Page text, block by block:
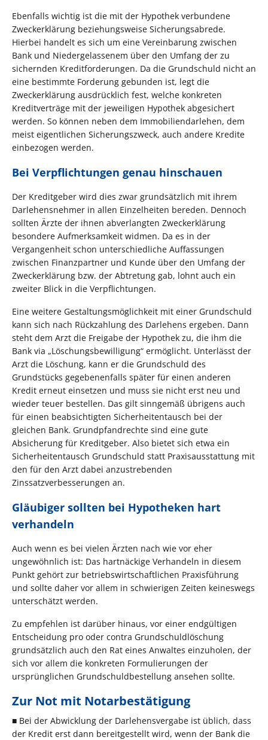
Ebenfalls wichtig ist die mit der Hypothek verbundene
Zweckerklärung beziehungsweise Sicherungsabrede.
Hierbei handelt es sich um eine Vereinbarung zwischen
Bank und Niedergelassenem über den Umfang der zu
sichernden Kreditforderungen. Da die Grundschuld nicht an
eine bestimmte Forderung gebunden ist, legt die
Zweckerklärung ausdrücklich fest, welche konkreten
Kreditverträge mit der jeweiligen Hypothek abgesichert
werden. So können neben dem Immobiliendarlehen, dem
meist eigentlichen Sicherungszweck, auch andere Kredite
einbezogen werden.
Bei Verpflichtungen genau hinschauen
Der Kreditgeber wird dies zwar grundsätzlich mit ihrem
Darlehensnehmer in allen Einzelheiten bereden. Dennoch
sollten Ärzte der ihnen abverlangten Zweckerklärung
besondere Aufmerksamkeit widmen. Da es in der
Vergangenheit schon unterschiedliche Auffassungen
zwischen Finanzpartner und Kunde über den Umfang der
Zweckerklärung bzw. der Abtretung gab, lohnt auch ein
zweiter Blick in die Verpflichtungen.
Eine weitere Gestaltungsmöglichkeit mit einer Grundschuld
kann sich nach Rückzahlung des Darlehens ergeben. Dann
steht dem Arzt die Freigabe der Hypothek zu, die ihm die
Bank via „Löschungsbewilligung“ ermöglicht. Unterlässt der
Arzt die Löschung, kann er die Grundschuld des
Grundstücks gegebenenfalls später für einen anderen
Kredit erneut einsetzen und muss sie nicht erst neu und
wieder teuer bestellen. Das gilt sinngemäß übrigens auch
für einen beabsichtigten Sicherheitentausch bei der
gleichen Bank. Grundpfandrechte sind eine gute
Absicherung für Kreditgeber. Also bietet sich etwa ein
Sicherheitentausch Grundschuld statt Praxisausstattung mit
den für den Arzt dabei anzustrebenden
Zinssatzverbesserungen an.
Gläubiger sollten bei Hypotheken hart
verhandeln
Auch wenn es bei vielen Ärzten nach wie vor eher
ungewöhnlich ist: Das hartnäckige Verhandeln in diesem
Punkt gehört zur betriebswirtschaftlichen Praxisführung
und sollte daher vor allem in schwierigen Zeiten keineswegs
unterschätzt werden.
Zu empfehlen ist darüber hinaus, vor einer endgültigen
Entscheidung pro oder contra Grundschuldlöschung
grundsätzlich auch den Rat eines Anwaltes einzuholen, der
sich vor allem die konkreten Formulierungen der
ursprünglichen Grundschuldbestellung ansehen sollte.
Zur Not mit Notarbestätigung
■ Bei der Abwicklung der Darlehensvergabe ist üblich, dass
der Kredit erst dann bereitgestellt wird, wenn der Bank die